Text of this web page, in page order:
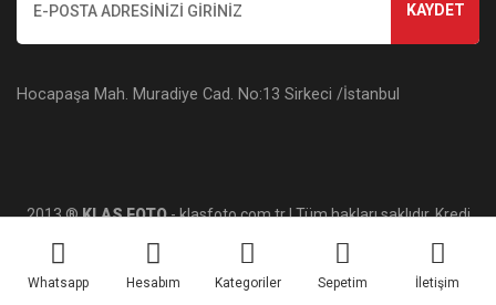
Whatsapp Hesabım Kategoriler Sepetim İletişim
KAYDET
Hocapaşa Mah. Muradiye Cad. No:13 Sirkeci /İstanbul
2013 ®KLAS FOTO- klasfoto.com.tr | Tüm hakları saklıdır. Kredi